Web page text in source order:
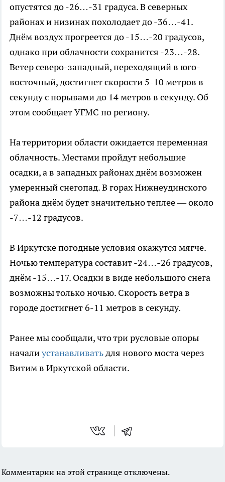
опустятся до -26…-31 градуса. В северных
районах и низинах похолодает до -36…-41.
Днём воздух прогреется до -15…-20 градусов,
однако при облачности сохранится -23…-28.
Ветер северо-западный, переходящий в юго-
восточный, достигнет скорости 5-10 метров в
секунду с порывами до 14 метров в секунду. Об
этом сообщает УГМС по региону.
На территории области ожидается переменная
облачность. Местами пройдут небольшие
осадки, а в западных районах днём возможен
умеренный снегопад. В горах Нижнеудинского
района днём будет значительно теплее — около
-7…-12 градусов.
В Иркутске погодные условия окажутся мягче.
Ночью температура составит -24…-26 градусов,
днём -15…-17. Осадки в виде небольшого снега
возможны только ночью. Скорость ветра в
городе достигнет 6-11 метров в секунду.
Ранее мы сообщали, что три русловые опоры
началиустанавливатьдля нового моста через
Витим в Иркутской области.
Комментарии на этой странице отключены.